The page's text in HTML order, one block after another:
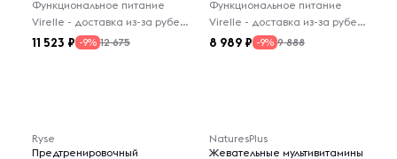
Функциональное питание
Virelle - доставка из-за рубежа
11 523 -9% 12 675
Функциональное питание
Virelle - доставка из-за рубежа
8 989 -9% 9 888
Ryse
Предтренировочный
NaturesPlus
Жевательные мультивитамины